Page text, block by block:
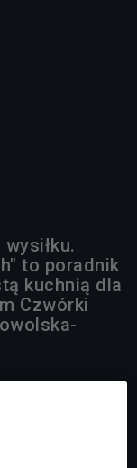
to poradnik
kuchnią dla
Czwórki